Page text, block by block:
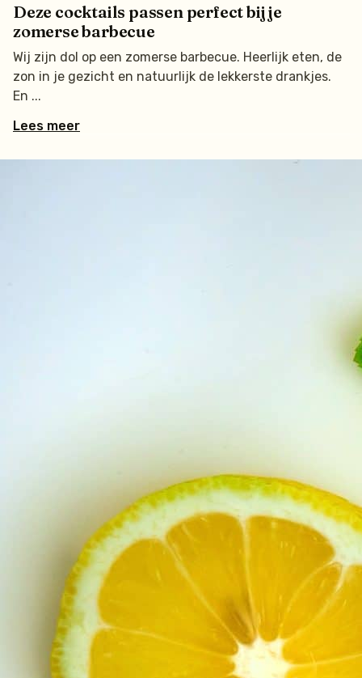
Deze cocktails passen perfect bij je
zomerse barbecue
Wij zijn dol op een zomerse barbecue. Heerlijk eten, de
zon in je gezicht en natuurlijk de lekkerste drankjes.
En
Lees meer